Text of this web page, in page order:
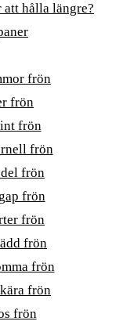
hålla längre?
frön
frön
frön
frön
frön
frön
frön
frön
frön
frön
frön